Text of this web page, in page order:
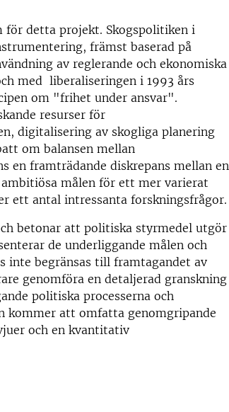
för detta projekt. Skogspolitiken i
främst baserad på
av reglerande och ekonomiska
med liberaliseringen i 1993 års
om "frihet under ansvar".
resurser för
digitalisering av skogliga planering
om balansen mellan
en framträdande diskrepans mellan en
målen för ett mer varierat
ett antal intressanta forskningsfrågor.
betonar att politiska styrmedel utgör
de underliggande målen och
inte begränsas till framtagandet av
genomföra en detaljerad granskning
politiska processerna och
kommer att omfatta genomgripande
och en kvantitativ